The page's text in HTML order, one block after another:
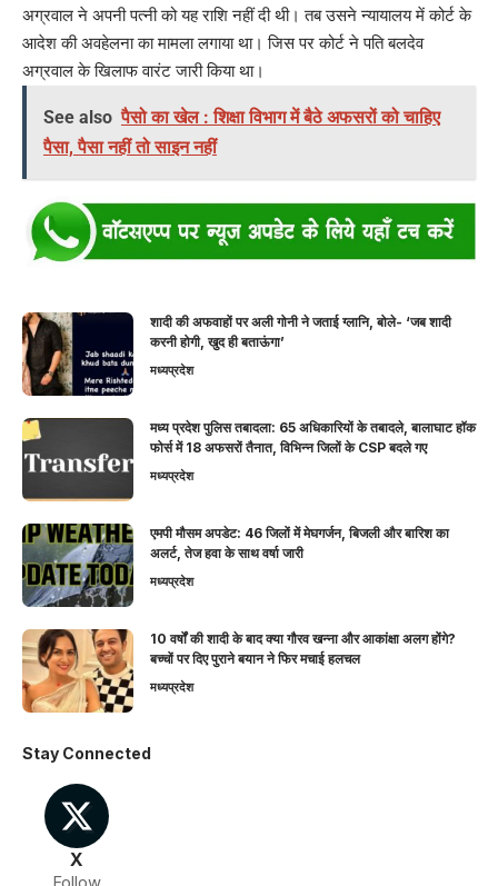
अग्रवाल ने अपनी पत्नी को यह राशि नहीं दी थी। तब उसने न्यायालय में कोर्ट के
आदेश की अवहेलना का मामला लगाया था। जिस पर कोर्ट ने पति बलदेव
अग्रवाल के खिलाफ वारंट जारी किया था।
See also पैसो का खेल : शिक्षा विभाग में बैठे अफसरों को चाहिए
पैसा, पैसा नहीं तो साइन नहीं
शादी की अफवाहों पर अली गोनी ने जताई ग्लानि, बोले- ‘जब शादी
करनी होगी, खुद ही बताऊंगा’
मध्यप्रदेश
मध्य प्रदेश पुलिस तबादला: 65 अधिकारियों के तबादले, बालाघाट हॉक
फोर्स में 18 अफसरों तैनात, विभिन्न जिलों के CSP बदले गए
मध्यप्रदेश
एमपी मौसम अपडेट: 46 जिलों में मेघगर्जन, बिजली और बारिश का
अलर्ट, तेज हवा के साथ वर्षा जारी
मध्यप्रदेश
10 वर्षों की शादी के बाद क्या गौरव खन्ना और आकांक्षा अलग होंगे?
बच्चों पर दिए पुराने बयान ने फिर मचाई हलचल
मध्यप्रदेश
Stay Connected
X